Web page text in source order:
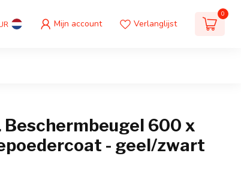
Mijn account Verlanglijst
0
Beschermbeugel 600 x
- geel/zwart